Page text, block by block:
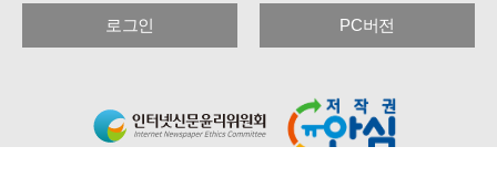
로그인 PC버전